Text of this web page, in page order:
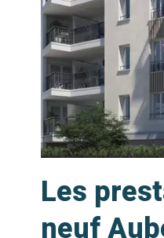
Les
neuf